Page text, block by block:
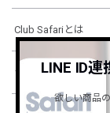
Club Safariとは
ショッピングガイド
LINE ID
欲しい商品